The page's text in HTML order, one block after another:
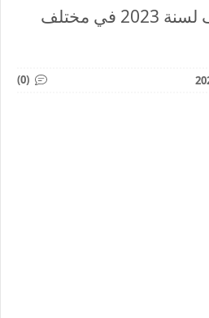
تعلن كونكور توظيف لسنة 2023 في مختلف
(0)